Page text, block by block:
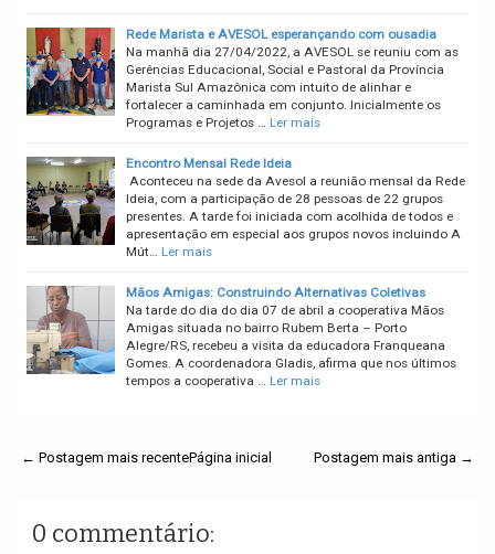
Rede Marista e AVESOL esperançando com ousadia
Na manhã dia 27/04/2022, a AVESOL se reuniu com as
Gerências Educacional, Social e Pastoral da Província
Marista Sul Amazônica com intuito de alinhar e
fortalecer a caminhada em conjunto. Inicialmente os
Programas e Projetos … Ler mais
Encontro Mensal Rede Ideia
Aconteceu na sede da Avesol a reunião mensal da Rede
Ideia, com a participação de 28 pessoas de 22 grupos
presentes. A tarde foi iniciada com acolhida de todos e
apresentação em especial aos grupos novos incluindo A
Mút… Ler mais
Mãos Amigas: Construindo Alternativas Coletivas
Na tarde do dia do dia 07 de abril a cooperativa Mãos
Amigas situada no bairro Rubem Berta – Porto
Alegre/RS, recebeu a visita da educadora Franqueana
Gomes. A coordenadora Gladis, afirma que nos últimos
tempos a cooperativa … Ler mais
← Postagem mais recente Postagem mais antiga →
Página inicial
0 commentário: